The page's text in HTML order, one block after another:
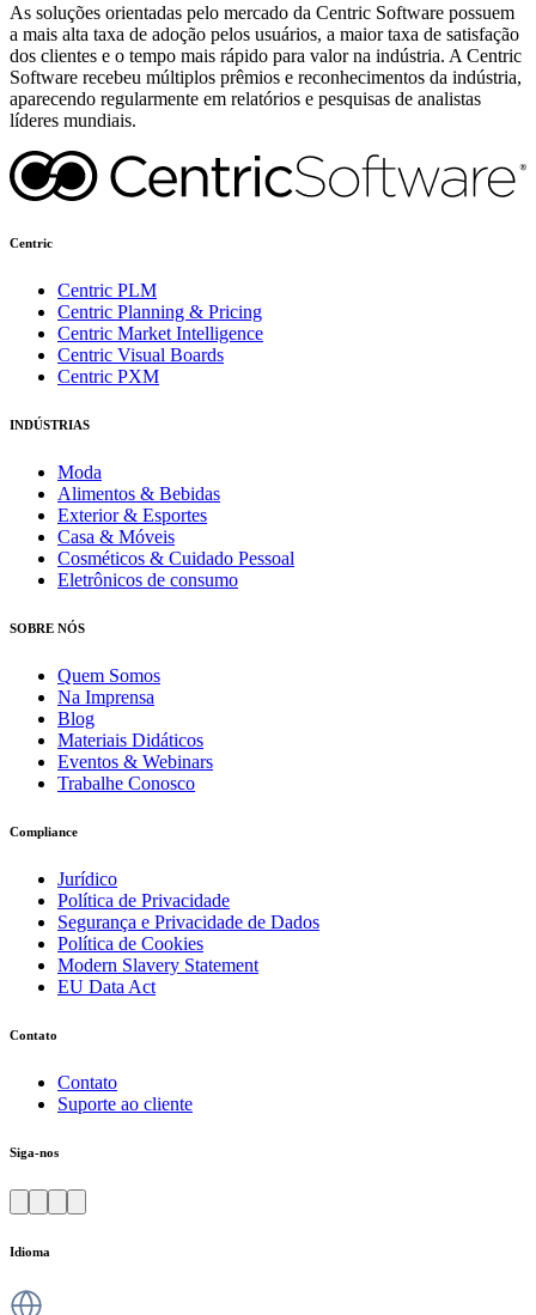
As soluções orientadas pelo mercado da Centric Software possuem
a mais alta taxa de adoção pelos usuários, a maior taxa de satisfação
dos clientes e o tempo mais rápido para valor na indústria. A Centric
Software recebeu múltiplos prêmios e reconhecimentos da indústria,
aparecendo regularmente em relatórios e pesquisas de analistas
líderes mundiais.
Centric
Centric PLM
Centric Planning & Pricing
Centric Market Intelligence
Centric Visual Boards
Centric PXM
INDÚSTRIAS
Moda
Alimentos & Bebidas
Exterior & Esportes
Casa & Móveis
Cosméticos & Cuidado Pessoal
Eletrônicos de consumo
SOBRE NÓS
Quem Somos
Na Imprensa
Blog
Materiais Didáticos
Eventos & Webinars
Trabalhe Conosco
Compliance
Jurídico
Política de Privacidade
Segurança e Privacidade de Dados
Política de Cookies
Modern Slavery Statement
EU Data Act
Contato
Contato
Suporte ao cliente
Siga-nos
Idioma